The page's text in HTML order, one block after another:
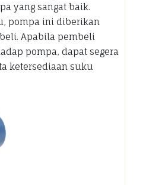
yang sangat baik.
pompa ini diberikan
Apabila pembeli
pompa, dapat segera
ketersediaan suku